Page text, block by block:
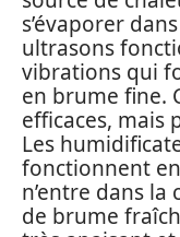
s’évaporer
ultrasons
vibrations qui
en brume fine.
efficaces, mais
Les
fonctionnent
n’entre dans la
de brume